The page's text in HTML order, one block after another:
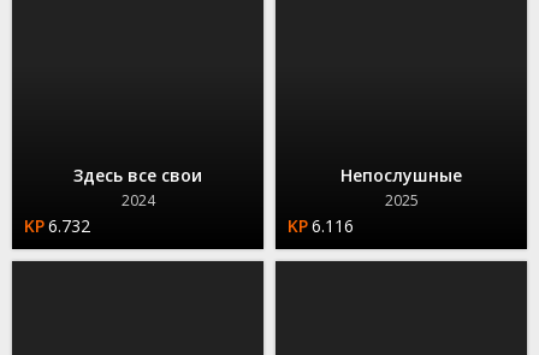
Здесь все свои
2024
6.732
Непослушные
2025
6.116